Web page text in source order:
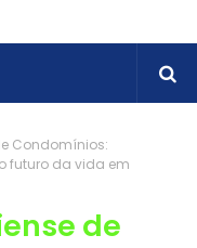
Condomínios:
futuro da vida em
de